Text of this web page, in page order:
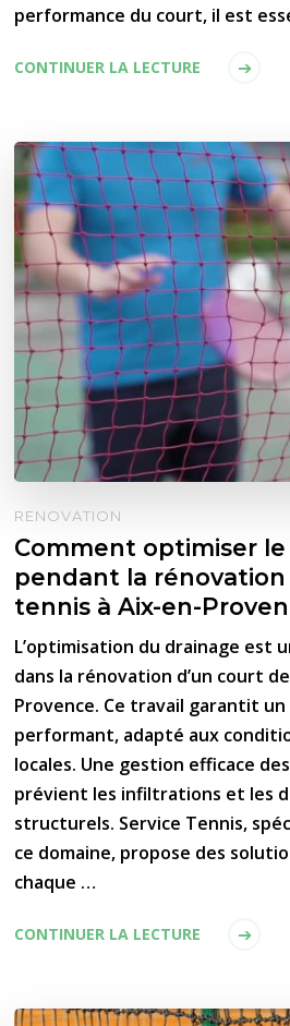
performance du court, il est
CONTINUER LA LECTURE
RENOVATION
Comment optimiser
pendant la rénovation
tennis à Aix-en-
L’optimisation du drainage est
dans la rénovation d’un court
Provence. Ce travail garantit
performant, adapté aux
locales. Une gestion efficace
prévient les infiltrations et les
structurels. Service Tennis,
ce domaine, propose des
chaque …
CONTINUER LA LECTURE